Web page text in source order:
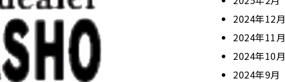
2024年12月
2024年11月
2024年10月
2024年9月